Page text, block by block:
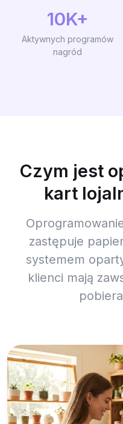
10K+
Aktywnych programów
nagród
Czym jest
kart
zastępuje
systemem
klienci mają